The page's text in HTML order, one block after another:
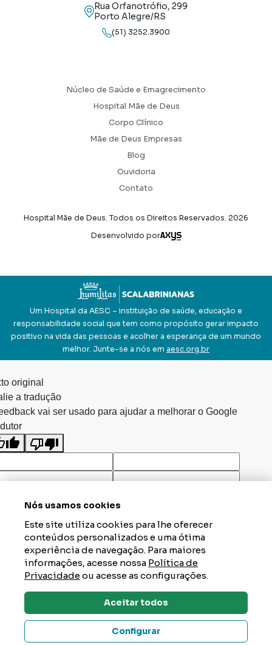
Rua Orfanotrófio, 299
Porto Alegre/RS
(51) 3252.3900
Núcleo de Saúde e Emagrecimento
Hospital Mãe de Deus
Corpo Clínico
Mãe de Deus Empresas
Blog
Ouvidoria
Contato
Hospital Mãe de Deus. Todos os Direitos Reservados. 2026
Desenvolvido por
Axysweb
Um Hospital da AESC – instituição de saúde, educação e
responsabilidade social que tem como propósito gerar impacto
positivo na vida das pessoas e acolher a esperança de um mundo
melhor. Junte-se a nós em aesc.org.br
Dúvidas? Tire Aqui
original
a tradução
vai ser usado para ajudar a melhorar o Google
Nós usamos cookies
Este site utiliza cookies para lhe oferecer
conteúdos personalizados e uma ótima
experiência de navegação. Para maiores
informações, acesse nossa Política de
Privacidadeou acesse as configurações.
Aceitar todos
Configurar